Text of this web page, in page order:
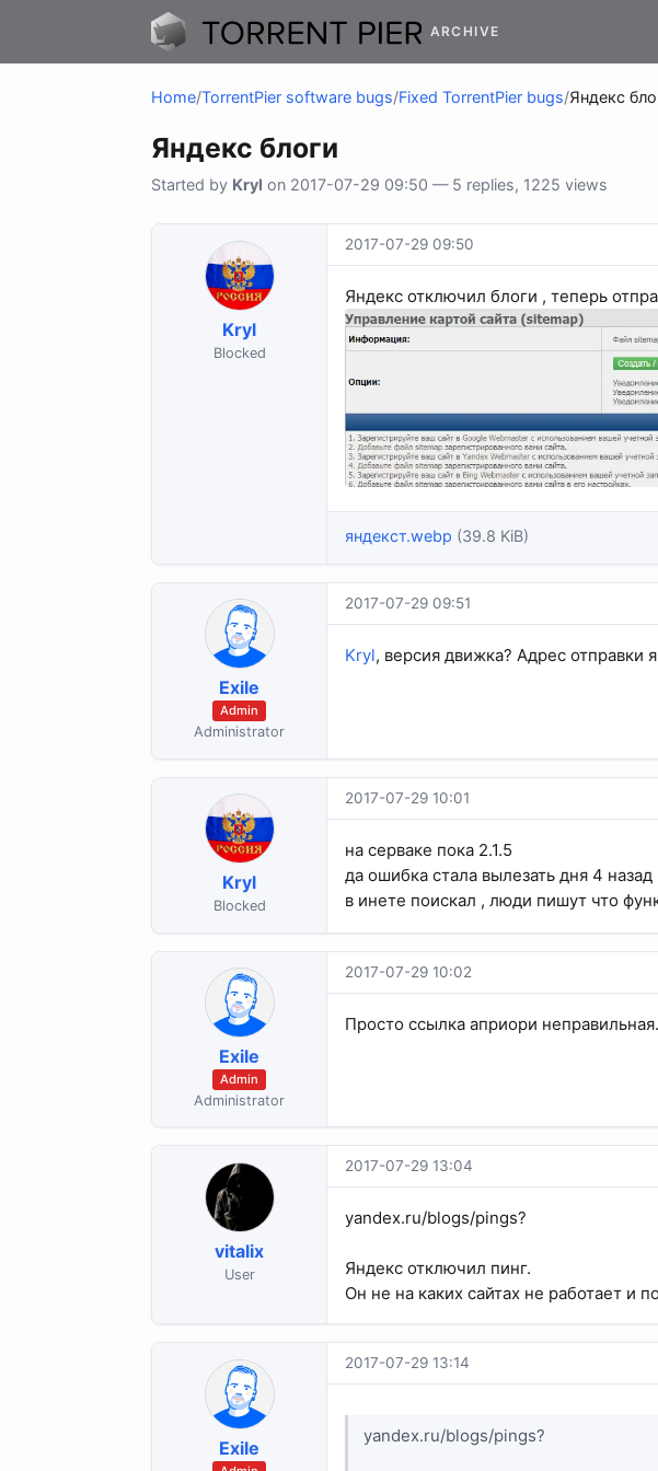
ARCHIVE
Home/TorrentPier software bugs/Fixed TorrentPier bugs/Яндекс
Яндекс блоги
Started by Kryl on 2017-07-29 09:50 — 5 replies, 1225 views
Kryl
Blocked
2017-07-29 09:50
Яндекс отключил блоги , теперь
яндекст.webp (39.8 KiB)
Exile
Admin
Administrator
2017-07-29 09:51
Kryl, версия движка? Адрес отправки
Kryl
Blocked
2017-07-29 10:01
на серваке пока 2.1.5
да ошибка стала вылезать дня 4 назад
в инете поискал , люди пишут что
Exile
Admin
Administrator
2017-07-29 10:02
Просто ссылка априори
vitalix
User
2017-07-29 13:04
yandex.ru/blogs/pings?
Яндекс отключил пинг.
Он не на каких сайтах не работает и
Exile
2017-07-29 13:14
yandex.ru/blogs/pings?